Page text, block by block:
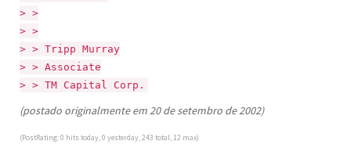
> >
> >
> > Tripp Murray
> > Associate
> > TM Capital Corp.
(postado originalmente em 20 de setembro de 2002)
(PostRating: 0 hits today, 0 yesterday, 243 total, 12 max)